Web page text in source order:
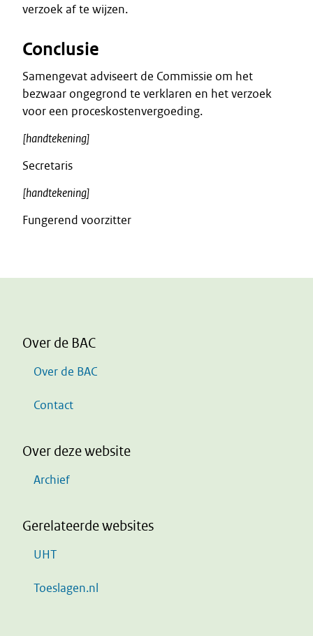
verzoek af te wijzen.
Conclusie
Samengevat adviseert de Commissie om het
bezwaar ongegrond te verklaren en het verzoek
voor een proceskostenvergoeding.
[handtekening]
Secretaris
[handtekening]
Fungerend voorzitter
Over de BAC
Over de BAC
Contact
Over deze website
Archief
Gerelateerde websites
UHT
Toeslagen.nl